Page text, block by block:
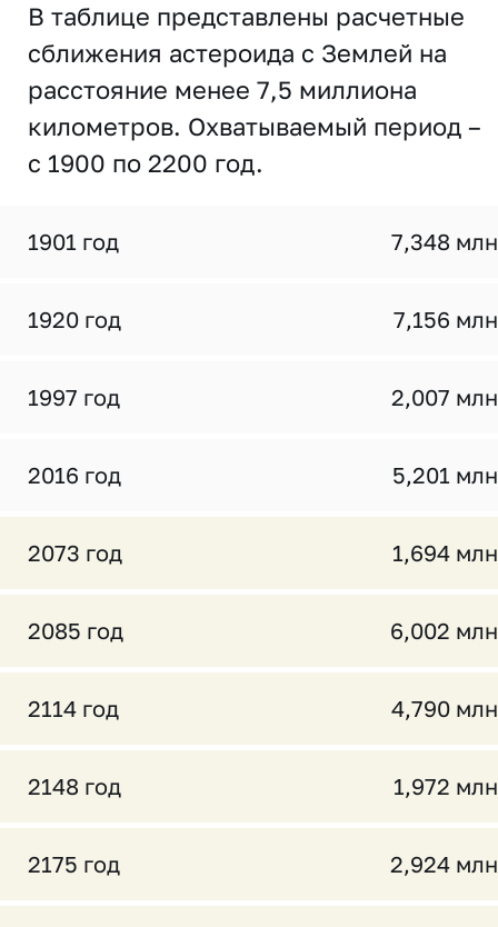
В таблице представлены расчетные
сближения астероида с Землей на
расстояние менее 7,5 миллиона
километров. Охватываемый период –
с 1900 по 2200 год.
1901 год 7,348
1920 год 7,156
1997 год 2,007
2016 год 5,201
2073 год 1,694
2085 год 6,002
2114 год 4,790
2148 год 1,972
2175 год 2,924